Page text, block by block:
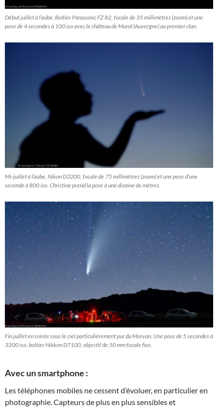
Début juillet à l’aube. Boîtier Panasonic FZ 82, focale de 35 millimètres (zoom) et une
pose de 4 secondes à 100 iso avec le château de Murol (Auvergne) au premier clan.
Mi-juillet à l’aube, Nikon D3200, focale de 75 millimètres (zoom) et une pose d’une
seconde à 800 iso. Christine prend la pose à une dizaine de mètres.
Fin juillet en soirée sous le ciel particulièrement pur du Morvan. Une pose de 5 secondes à
3200 iso, boîtier Nikkon D7100, objectif de 50 mm focale fixe.
Avec un smartphone :
Les téléphones mobiles ne cessent d’évoluer, en particulier en
photographie. Capteurs de plus en plus sensibles et